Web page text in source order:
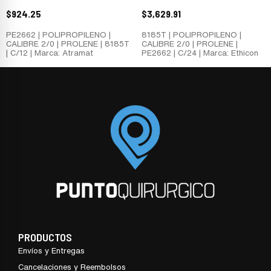
$924.25
PE2662 | POLIPROPILENO |
CALIBRE 2/0 | PROLENE | 8185T
| C/12 | Marca: Atramat
$3,629.91
8185T | POLIPROPILENO |
CALIBRE 2/0 | PROLENE |
PE2662 | C/24 | Marca: Ethicon
PRODUCTOS
Envíos y Entregas
Cancelaciones y Reembolsos